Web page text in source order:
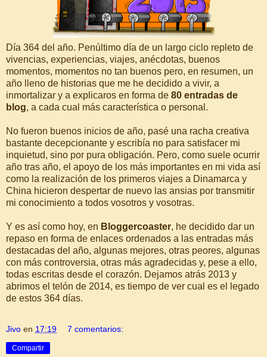
Día 364 del año. Penúltimo día de un largo ciclo repleto de
vivencias, experiencias, viajes, anécdotas, buenos
momentos, momentos no tan buenos pero, en resumen, un
año lleno de historias que me he decidido a vivir, a
inmortalizar y a explicaros en forma de 80 entradas de
blog, a cada cual más característica o personal.
No fueron buenos inicios de año, pasé una racha creativa
bastante decepcionante y escribía no para satisfacer mi
inquietud, sino por pura obligación. Pero, como suele ocurrir
año tras año, el apoyo de los más importantes en mi vida así
como la realización de los primeros viajes a Dinamarca y
China hicieron despertar de nuevo las ansias por transmitir
mi conocimiento a todos vosotros y vosotras.
Y es así como hoy, en Bloggercoaster, he decidido dar un
repaso en forma de enlaces ordenados a las entradas más
destacadas del año, algunas mejores, otras peores, algunas
con más controversia, otras más agradecidas y, pese a ello,
todas escritas desde el corazón. Dejamos atrás 2013 y
abrimos el telón de 2014, es tiempo de ver cual es el legado
de estos 364 días.
Jivo en 17:19 7 comentarios:
Compartir